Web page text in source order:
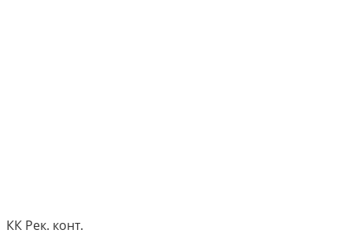
КК Рек. конт.